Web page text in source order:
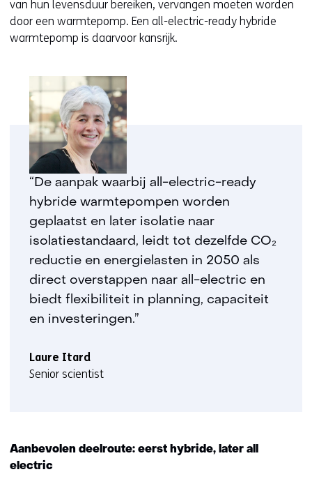
van hun levensduur bereiken, vervangen moeten worden
door een warmtepomp. Een all-electric-ready hybride
warmtepomp is daarvoor kansrijk.
“De aanpak waarbij all-electric-ready
hybride warmtepompen worden
geplaatst en later isolatie naar
isolatiestandaard, leidt tot dezelfde CO₂
reductie en energielasten in 2050 als
direct overstappen naar all-electric en
biedt flexibiliteit in planning, capaciteit
en investeringen.”
Laure Itard
Senior scientist
Aanbevolen deelroute: eerst hybride, later all
electric